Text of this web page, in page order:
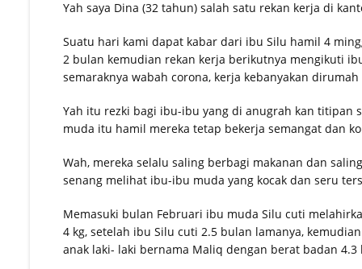
Yah saya Dina (32 tahun) salah satu rekan kerja di
Suatu hari kami dapat kabar dari ibu Silu hamil 4
2 bulan kemudian rekan kerja berikutnya mengikuti
semaraknya wabah corona, kerja kebanyakan
Yah itu rezki bagi ibu-ibu yang di anugrah kan titipan
muda itu hamil mereka tetap bekerja semangat dan
Wah, mereka selalu saling berbagi makanan dan
senang melihat ibu-ibu muda yang kocak dan seru
Memasuki bulan Februari ibu muda Silu cuti
4 kg, setelah ibu Silu cuti 2.5 bulan lamanya,
anak laki- laki bernama Maliq dengan berat badan 4.3